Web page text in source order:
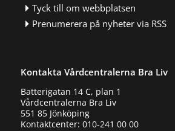
Tyck till om webbplatsen
Prenumerera på nyheter via RSS
Kontakta Vårdcentralerna Bra Liv
Batterigatan 14 C, plan 1
Vårdcentralerna Bra Liv
551 85 Jönköping
Kontaktcenter: 010-241 00 00